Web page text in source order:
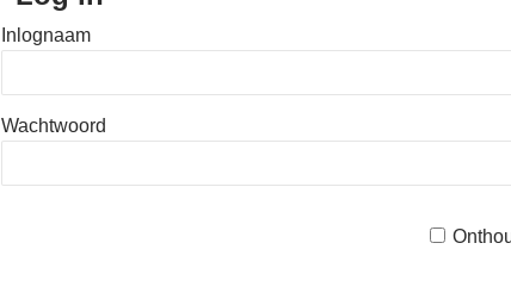
Inlognaam
Wachtwoord